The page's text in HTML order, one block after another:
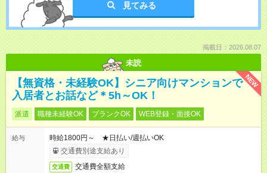
見てみる
掲載日：2026.08.07
未読
NEW
【無資格・未経験OK】シニア向けマンションで
入居者とお話など＊5h～OK！
派遣 職種未経験OK ブランクOK WEB登録・面接OK
給与
時給1800円～ ★日払い/週払いOK
交通費別途支給あり
交通費 交通費全額支給